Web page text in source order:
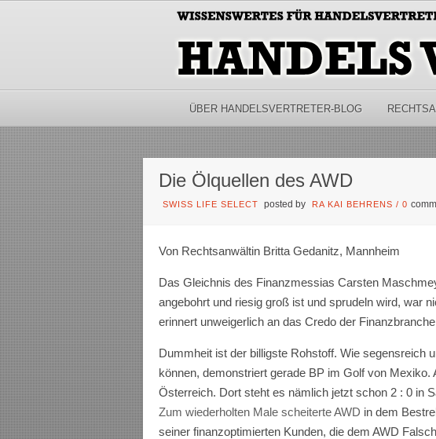
ÜBER HANDELSVERTRETER-BLOG
Die Ölquellen des AWD
SWISS LIFE SELECT posted by RA KAI BEHRENS /0
Von Rechtsanwältin Britta Gedanitz, Mannheim
Das Gleichnis des Finanzmessias Carsten
angebohrt und riesig groß ist und sprudeln wird, war
erinnert unweigerlich an das Credo der
Dummheit ist der billigste Rohstoff. Wie segensreich
können, demonstriert gerade BP im Golf von Mexiko.
Österreich. Dort steht es nämlich jetzt schon 2 : 0 in
Zum wiederholten Male scheiterte AWD in dem
seiner finanzoptimierten Kunden, die dem AWD